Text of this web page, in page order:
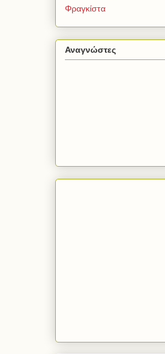
Φραγκίστα
Αναγνώστες